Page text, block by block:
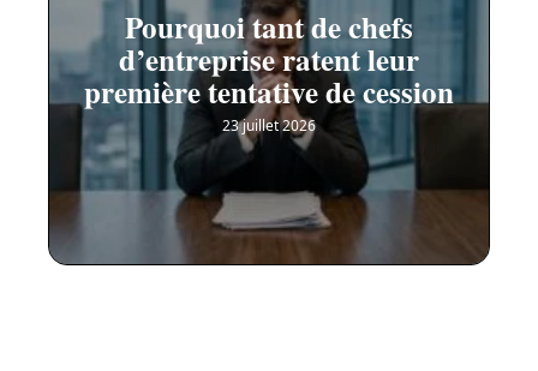
Pourquoi tant de chefs
d’entreprise ratent leur
première tentative de cession
23 juillet 2026